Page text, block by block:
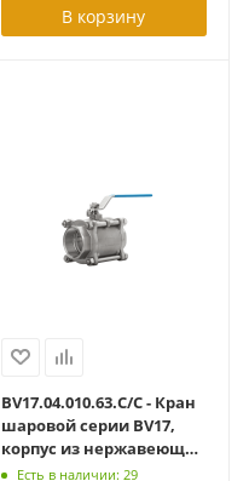
(L=137мм)В корзину
BV17.04.010.63.С/С - Кран
шаровой серии BV17,
корпус из нержавеющей
стали AISI 316
Есть в наличии: 29